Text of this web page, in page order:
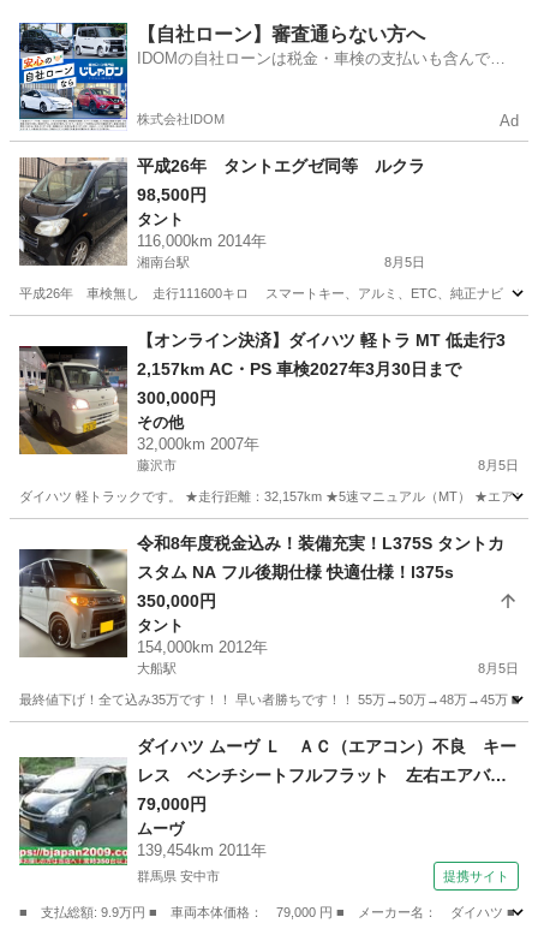
神奈川 横浜市 センター南駅 ハイゼット 車両
【自社ローン】審査通らない方へ
IDOMの自社ローンは税金・車検の支払いも含んでい
株式会社IDOM Ad
平成26年 タントエグゼ同等 ルクラ
98,500円
タント
116,000km 2014年
湘南台駅 8月5日
平成26年 車検無し 走行111600キロ スマートキー、アルミ、ETC、純正ナビ フル
湘南台駅 タント ルクラ
【オンライン決済】ダイハツ 軽トラ MT 低走行3
2,157km AC・PS 車検2027年3月30日まで
300,000円
その他
32,000km 2007年
藤沢市 8月5日
ダイハツ 軽トラックです。 ★走行距離：32,157km ★5速マニュアル（MT） ★エアコ
その他
令和8年度税金込み！装備充実！L375S タントカ
スタム NA フル後期仕様 快適仕様！l375s
350,000円
タント
154,000km 2012年
大船駅 8月5日
最終値下げ！全て込み35万です！！ 早い者勝ちです！！ 55万→50万→48万→45万
大船駅 タント 後期
ダイハツ ムーヴ Ｌ ＡＣ（エアコン）不良 キー
レス ベンチシートフルフラット 左右エアバッ
ク パワステ フロントベンチシート ＡＢＳ
（検9.2）
79,000円
ムーヴ
139,454km 2011年
群馬県 安中市 提携サイト
■ 支払総額: 9.9万円 ■ 車両本体価格： 79,000 円 ■ メーカー名： ダイハツ ■